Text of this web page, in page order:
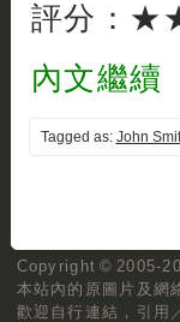
評分：
內文繼續
Tagged as: John
Copyright © 2005-
本站內的原圖片及網
歡迎自行連結， 引用